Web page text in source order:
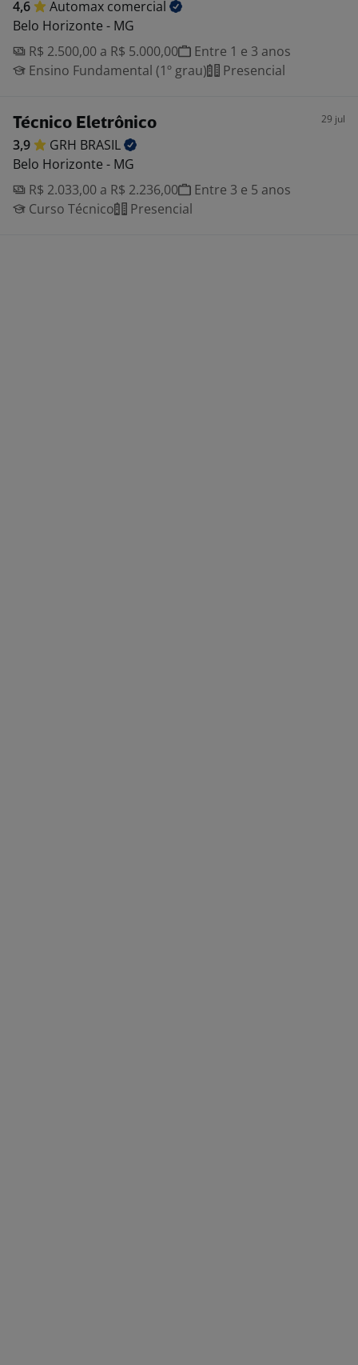
4,6 Automax comercial
Belo Horizonte - MG
R$ 2.500,00 a R$ 5.000,00
Entre 1 e 3 anos
Ensino Fundamental (1º grau)
Presencial
Técnico Eletrônico 29 jul
3,9 GRH BRASIL
Belo Horizonte - MG
R$ 2.033,00 a R$ 2.236,00
Entre 3 e 5 anos
Curso Técnico
Presencial